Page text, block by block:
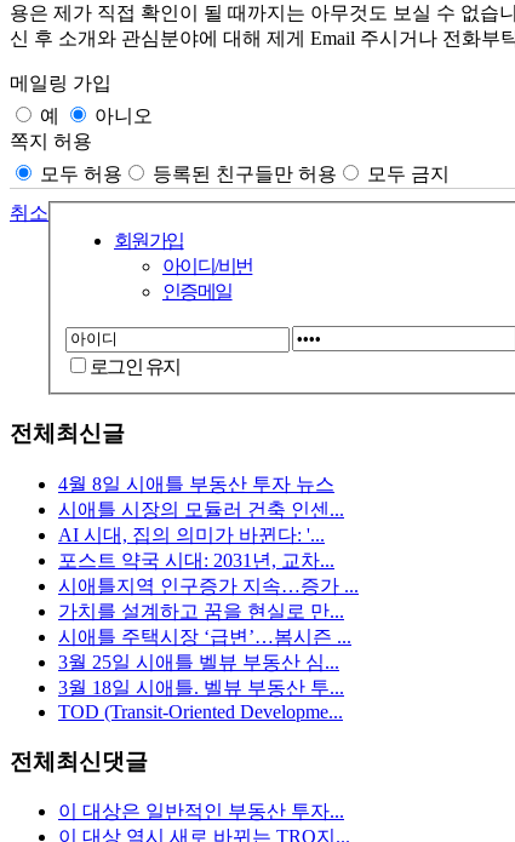
용은 제가 직접 확인이 될 때까지는 아무것도 보실 수 없
신 후 소개와 관심분야에 대해 제게 Email 주시거나 전화부
메일링 가입
예
아니오
쪽지 허용
모두 허용
등록된 친구들만 허용
모두 금지
취소
회원가입
아이디/비번
인증메일
로그인 유지
전체최신글
4월 8일 시애틀 부동산 투자 뉴스
시애틀 시장의 모듈러 건축 인센...
AI 시대, 집의 의미가 바뀐다: '...
포스트 약국 시대: 2031년, 교차...
시애틀지역 인구증가 지속…증가 ...
가치를 설계하고 꿈을 현실로 만...
시애틀 주택시장 ‘급변’…봄시즌 ...
3월 25일 시애틀 벨뷰 부동산 심...
3월 18일 시애틀. 벨뷰 부동산 투...
TOD (Transit-Oriented Developme...
전체최신댓글
이 대상은 일반적인 부동산 투자...
이 대상 역시 새로 바뀌는 TRO지...